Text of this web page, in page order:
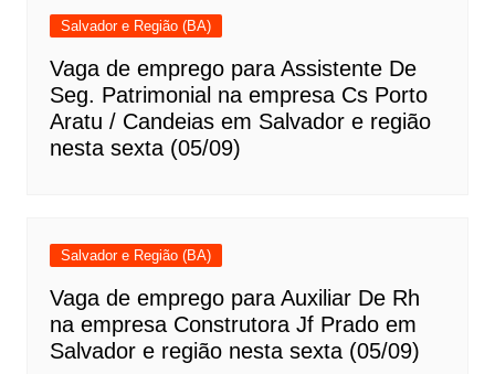
Salvador e Região (BA)
Vaga de emprego para Assistente De
Seg. Patrimonial na empresa Cs Porto
Aratu / Candeias em Salvador e região
nesta sexta (05/09)
Salvador e Região (BA)
Vaga de emprego para Auxiliar De Rh
na empresa Construtora Jf Prado em
Salvador e região nesta sexta (05/09)